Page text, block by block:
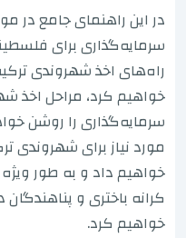
در این راهنمای جامع در
سرمایه‌گذاری برای
راه‌های اخذ شهروندی
خواهیم کرد، مراحل اخذ
سرمایه‌گذاری را روشن
مورد نیاز برای شهروندی
خواهیم داد و به طور
کرانه باختری و
خواهیم کرد.